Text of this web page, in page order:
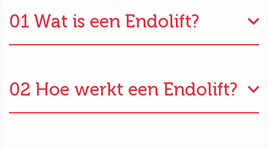
01 Wat is een Endolift?
02 Hoe werkt een Endolift?